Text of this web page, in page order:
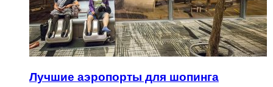
Лучшие аэропорты для шопинга